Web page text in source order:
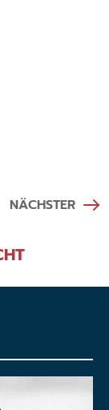
NÄCHSTER